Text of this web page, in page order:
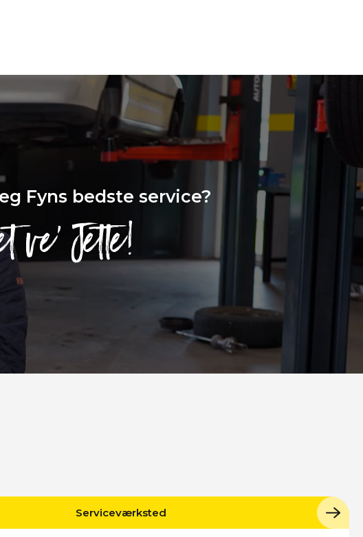
Fyns bedste service?
ve’ Jette!
Serviceværksted